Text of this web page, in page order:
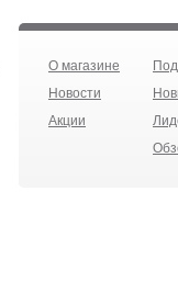
О магазине
Новости
Акции